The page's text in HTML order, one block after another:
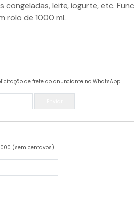
congeladas, leite, iogurte, etc.
rolo de 1000 mL
de frete ao anunciante no WhatsApp.
(sem centavos).